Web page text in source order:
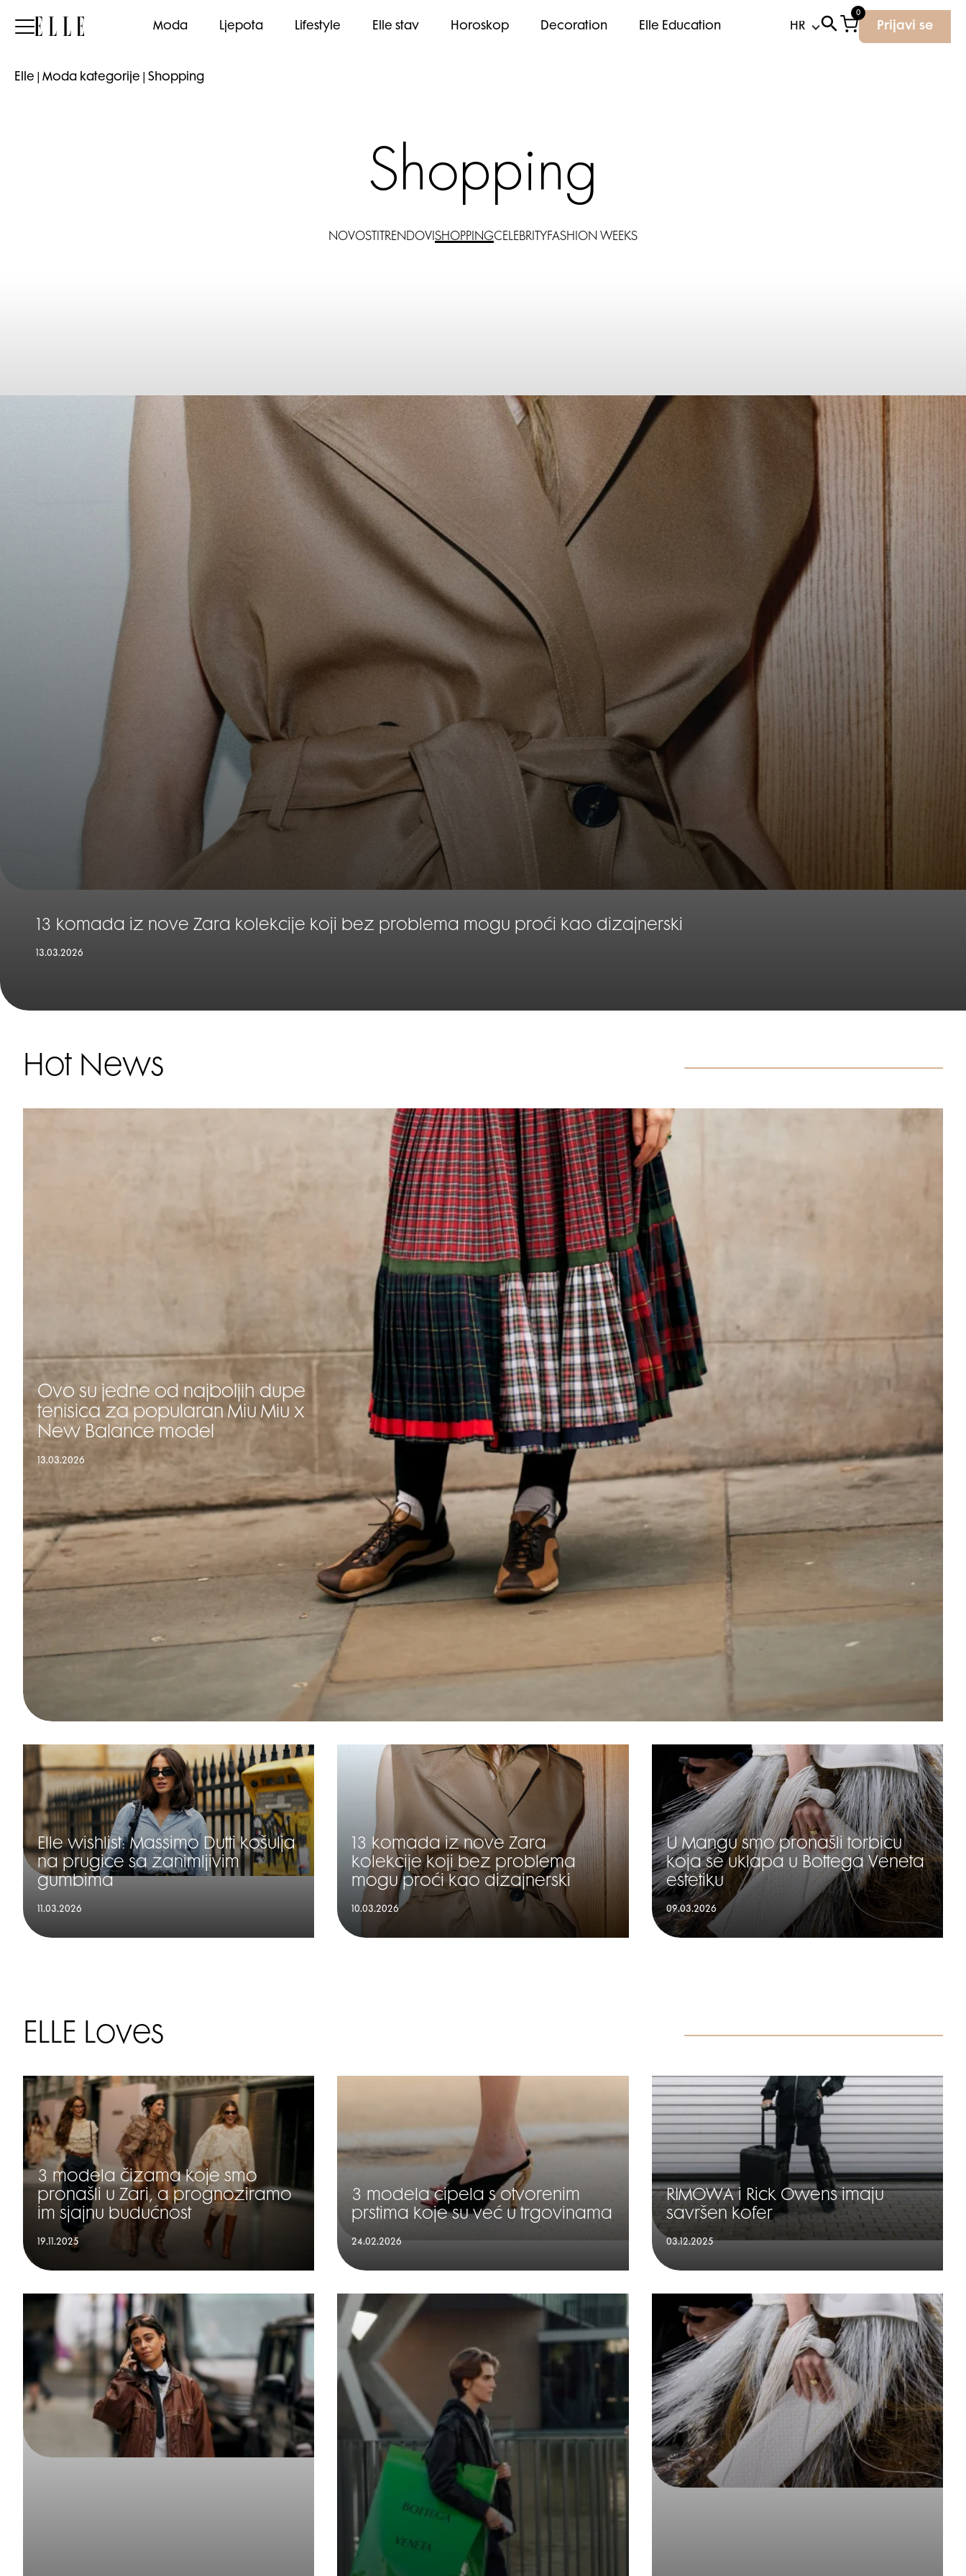
Elle Moda Ljepota Lifestyle Elle stav Horoskop Decoration Elle Education
0
Prijavi se
Elle Moda kategorije Shopping
Shopping
NOVOSTI TRENDOVI SHOPPINGCELEBRITY FASHION WEEKS
13 komada iz nove Zara kolekcije koji bez problema mogu proći kao dizajnerski
13.03.2026
Hot News
Ovo su jedne od najboljih dupe
tenisica za popularan Miu Miu x
New Balance model
13.03.2026
Elle wishlist: Massimo Dutti košulja
na prugice sa zanimljivim
gumbima
11.03.2026
13 komada iz nove Zara
kolekcije koji bez problema
mogu proći kao dizajnerski
10.03.2026
U Mangu smo pronašli torbicu
koja se uklapa u Bottega Veneta
estetiku
09.03.2026
ELLE Loves
3 modela čizama koje smo
pronašli u Zari, a prognoziramo
im sjajnu budućnost
19.11.2025
3 modela cipela s otvorenim
prstima koje su već u trgovinama
24.02.2026
RIMOWA i Rick Owens imaju
savršen kofer
03.12.2025
SMANJI